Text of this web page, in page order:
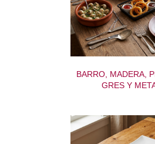
BARRO, MADERA,
GRES Y